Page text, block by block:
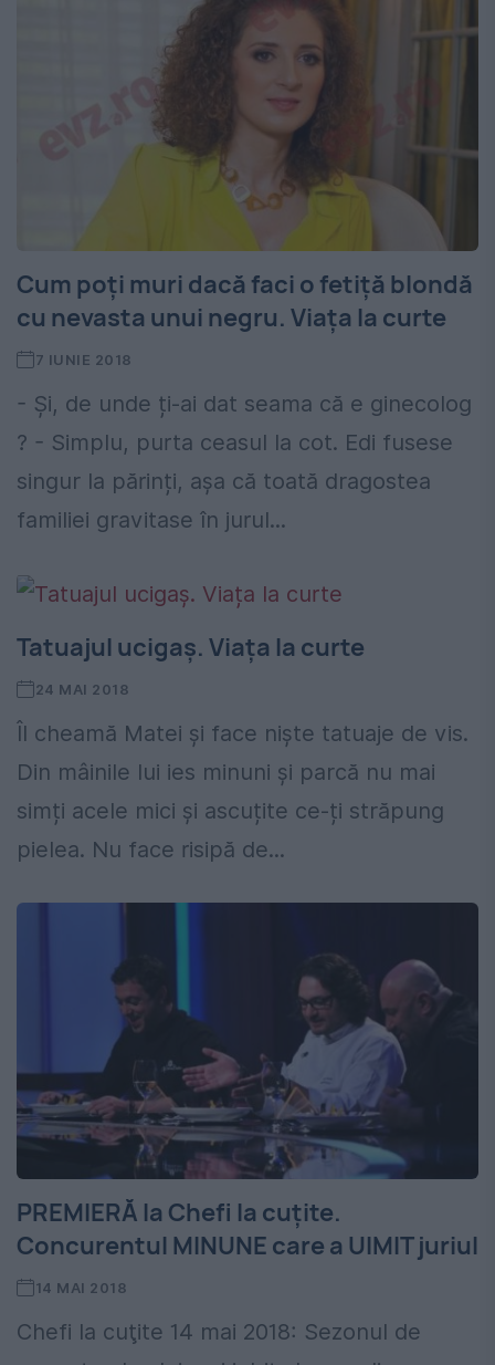
Cum poți muri dacă faci o fetiță blondă
cu nevasta unui negru. Viața la curte
7 IUNIE 2018
- Și, de unde ți-ai dat seama că e ginecolog
? - Simplu, purta ceasul la cot. Edi fusese
singur la părinți, așa că toată dragostea
familiei gravitase în jurul...
Tatuajul ucigaș. Viața la curte
24 MAI 2018
Îl cheamă Matei și face niște tatuaje de vis.
Din mâinile lui ies minuni și parcă nu mai
simți acele mici și ascuțite ce-ți străpung
pielea. Nu face risipă de...
PREMIERĂ la Chefi la cuțite.
Concurentul MINUNE care a UIMIT juriul
14 MAI 2018
Chefi la cuţite 14 mai 2018: Sezonul de